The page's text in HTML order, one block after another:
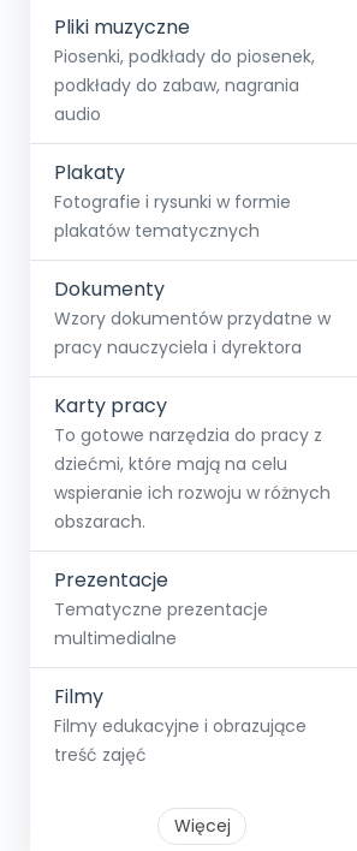
Pliki muzyczne
Piosenki, podkłady do piosenek,
podkłady do zabaw, nagrania
audio
Plakaty
Fotografie i rysunki w formie
plakatów tematycznych
Dokumenty
Wzory dokumentów przydatne w
pracy nauczyciela i dyrektora
Karty pracy
To gotowe narzędzia do pracy z
dziećmi, które mają na celu
wspieranie ich rozwoju w różnych
obszarach.
Prezentacje
Tematyczne prezentacje
multimedialne
Filmy
Filmy edukacyjne i obrazujące
treść zajęć
Więcej